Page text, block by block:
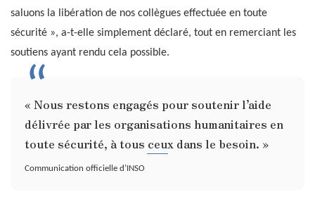
saluons la libération de nos collègues effectuée en toute
sécurité », a-t-elle simplement déclaré, tout en remerciant les
soutiens ayant rendu cela possible.
« Nous restons engagés pour soutenir l’aide
délivrée par les organisations humanitaires en
toute sécurité, à tous ceux dans le besoin. »
Communication officielle d’INSO